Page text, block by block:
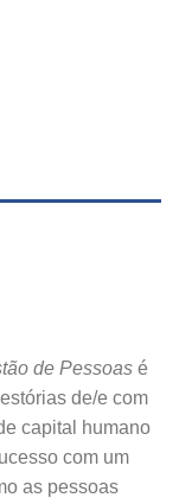
de Pessoas é
de/e com
capital humano
com um
as pessoas